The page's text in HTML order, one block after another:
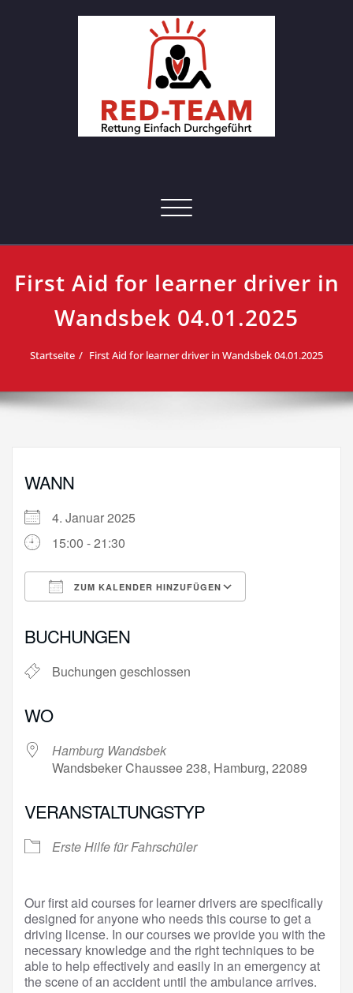
Hamburg
Toggle navigation
First Aid for learner driver in
Wandsbek 04.01.2025
Startseite First Aid for learner driver in Wandsbek 04.01.2025
WANN
4. Januar 2025
15:00 - 21:30
ZUM KALENDER HINZUFÜGEN
BUCHUNGEN
Buchungen geschlossen
WO
Hamburg Wandsbek
Wandsbeker Chaussee 238, Hamburg, 22089
VERANSTALTUNGSTYP
Erste Hilfe für Fahrschüler
Our first aid courses for learner drivers are specifically
designed for anyone who needs this course to get a
driving license. In our courses we provide you with the
necessary knowledge and the right techniques to be
able to help effectively and easily in an emergency at
the scene of an accident until the ambulance arrives.